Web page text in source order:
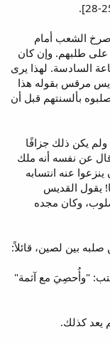
الشعب أمام
طلبهم. وإن كان
السادسة. لهذا يرى
مرقس بقوله هذا
بألسنتهم قبل أن
يكن ذلك جزافًا
قال عن نفسه أنه ملك
عنه انتسابه
يقول القديس
وكان مجده
بين لصين، قائلاً:
كتب: "وأُحصِيَ مع آثمة"
يعد كذلك.